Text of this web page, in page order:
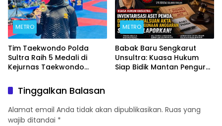
METRO
Tim Taekwondo Polda
Sultra Raih 5 Medali di
Kejurnas Taekwondo
METRO
Babak Baru Sengkarut
Unsultra: Kuasa Hukum
Siap Bidik Mantan Pengurus
Tinggalkan Balasan
Alamat email Anda tidak akan dipublikasikan. Ruas yang
wajib ditandai *